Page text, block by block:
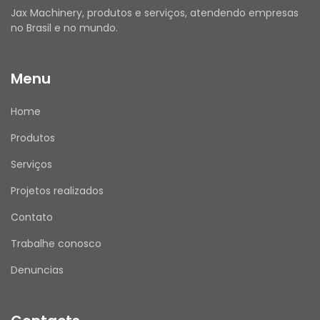
ANTES DE COMPRAR
Verifique se seus dados de entrega e cadastro
Emitimos Nota Fiscal para todas as vendas.
Assim que receber o produto, por favor, avalie
sua experiência de compra conosco. Sua
Jax Machinery, produtos e serviços, atendendo empresas
no Brasil e no mundo.
Menu
Home
Produtos
Serviços
Projetos realizados
Contato
Trabalhe conosco
Denuncias